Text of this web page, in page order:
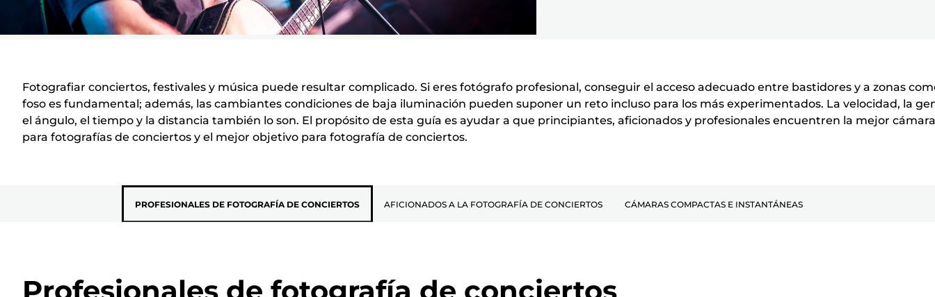
Fotografiar conciertos, festivales y música puede resultar complicado. Si eres fotógrafo profesional, conseguir el acceso adecuado entre bastidores y a zonas
foso es fundamental; además, las cambiantes condiciones de baja iluminación pueden suponer un reto incluso para los más experimentados. La velocidad, la
el ángulo, el tiempo y la distancia también lo son. El propósito de esta guía es ayudar a que principiantes, aficionados y profesionales encuentren la mejor cámara
para fotografías de conciertos y el mejor objetivo para fotografía de conciertos.
PROFESIONALES DE FOTOGRAFÍA DE CONCIERTOS AFICIONADOS A LA FOTOGRAFÍA DE CONCIERTOS CÁMARAS COMPACTAS E INSTANTÁNEAS